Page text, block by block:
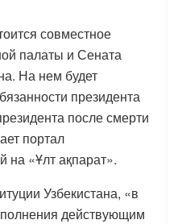
совместное
палаты и Сената
На нем будет
президента
после смерти
портал
на «Ұлт ақпарат».
Узбекистана, «в
действующим